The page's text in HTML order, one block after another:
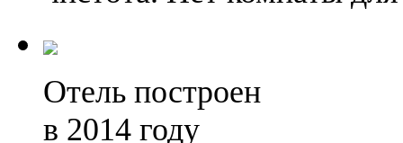
Отель построен
в 2014 году